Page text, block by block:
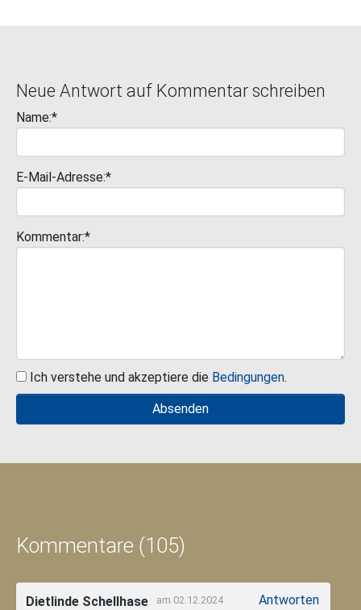
Neue Antwort auf Kommentar schreiben
Name:*
E-Mail-Adresse:*
Kommentar:*
Ich verstehe und akzeptiere die Bedingungen.
Kommentare (105)
Dietlinde Schellhase am 02.12.2024 Antworten